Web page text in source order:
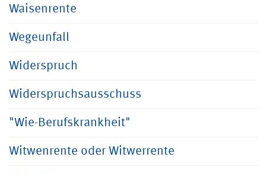
Waisenrente
Wegeunfall
Widerspruch
Widerspruchsausschuss
"Wie-Berufskrankheit"
Witwenrente oder Witwerrente